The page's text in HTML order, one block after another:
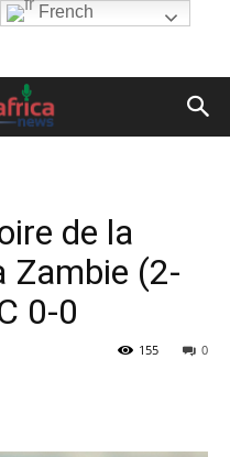
de la
Zambie (2-
0-0
0
155
French